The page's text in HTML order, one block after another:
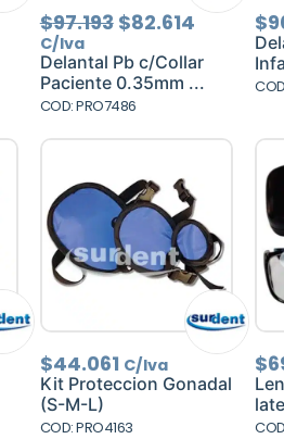
El
precio
actual
$67.458.
$97.193 El
precio
original
era:
$97.193.
$82.614El
precio
actual
es:
$82.614.
C/Iva
Delantal Pb c/Collar
Paciente 0.35mm ...
COD: PRO7486
$
$44.061 C/Iva
Kit Proteccion Gonadal
(S-M-L)
COD: PRO4163
$